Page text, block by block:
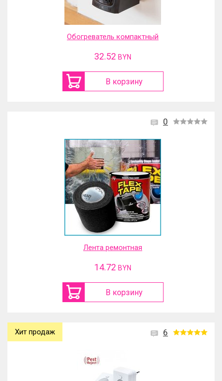
Обогреватель компактный
32.52 BYN
В корзину
0
Лента ремонтная
14.72 BYN
В корзину
6
Хит продаж